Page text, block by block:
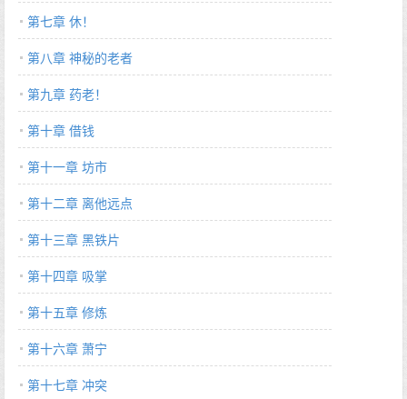
第七章 休！
第八章 神秘的老者
第九章 药老！
第十章 借钱
第十一章 坊市
第十二章 离他远点
第十三章 黑铁片
第十四章 吸掌
第十五章 修炼
第十六章 萧宁
第十七章 冲突